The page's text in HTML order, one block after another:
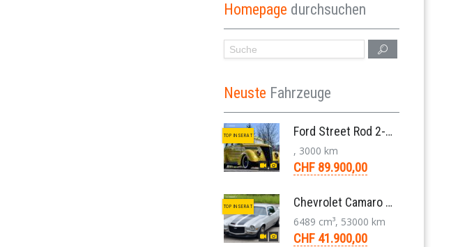
Homepage durchsuchen
Neuste Fahrzeuge
TOP INSERAT Ford Street Rod 2-Door V8 Aut. 1937
, 3000 km
CHF 89.900,00
TOP INSERAT Chevrolet Camaro SS 396 LS3 Coupe Aut. 1971
6489 cm³, 53000 km
CHF 41.900,00